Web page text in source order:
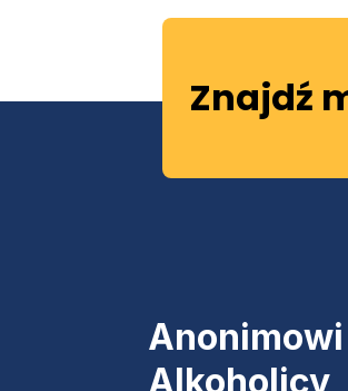
Znajdź
Anonimowi
Alkoholicy